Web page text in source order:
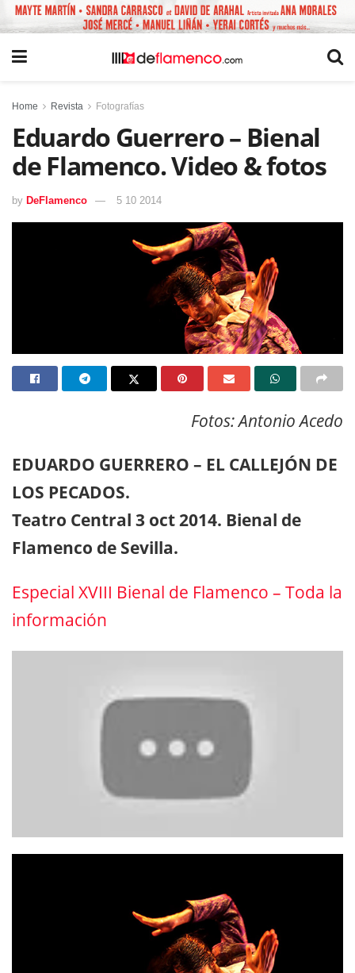
Home Revista Fotografías
Eduardo Guerrero – Bienal
de Flamenco. Video & fotos
by DeFlamenco 5 10 2014
Fotos: Antonio Acedo
EDUARDO GUERRERO – EL CALLEJÓN DE
LOS PECADOS.
Teatro Central 3 oct 2014. Bienal de
Flamenco de Sevilla.
Especial XVIII Bienal de Flamenco – Toda la
información